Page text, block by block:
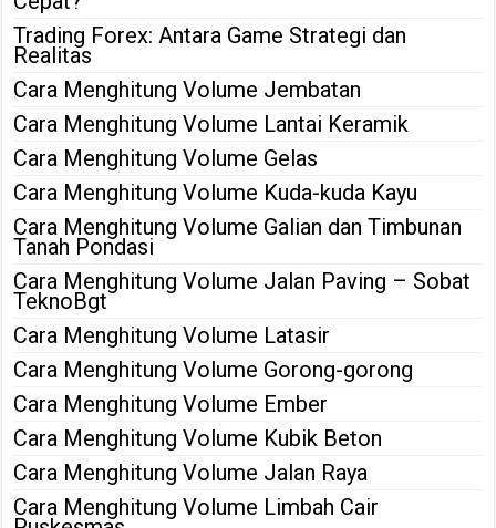
Trading Forex: Antara Game Strategi dan
Realitas
Cara Menghitung Volume Jembatan
Cara Menghitung Volume Lantai Keramik
Cara Menghitung Volume Gelas
Cara Menghitung Volume Kuda-kuda Kayu
Cara Menghitung Volume Galian dan Timbunan
Tanah Pondasi
Cara Menghitung Volume Jalan Paving – Sobat
TeknoBgt
Cara Menghitung Volume Latasir
Cara Menghitung Volume Gorong-gorong
Cara Menghitung Volume Ember
Cara Menghitung Volume Kubik Beton
Cara Menghitung Volume Jalan Raya
Cara Menghitung Volume Limbah Cair